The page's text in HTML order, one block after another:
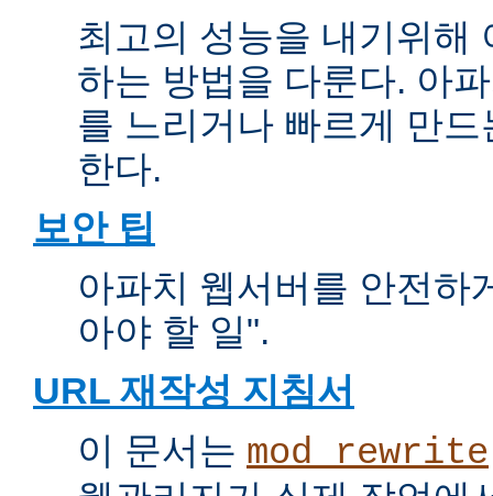
최고의 성능을 내기위해
하는 방법을 다룬다. 아
를 느리거나 빠르게 만
한다.
보안 팁
아파치 웹서버를 안전하
아야 할 일".
URL 재작성 지침서
이 문서는 mod_rewrite